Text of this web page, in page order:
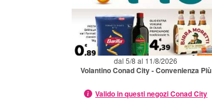
dal 5/8 al 11/8/2026
Volantino Conad City - Convenienza Più
Valido in questi negozi Conad City